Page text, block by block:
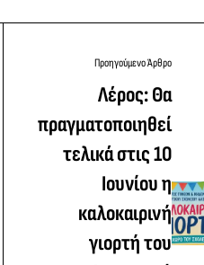
Προηγούμενο Άρθρο
Λέρος: Θα
πραγματοποιηθεί
τελικά στις 10
Ιουνίου η
καλοκαιρινή
γιορτή του